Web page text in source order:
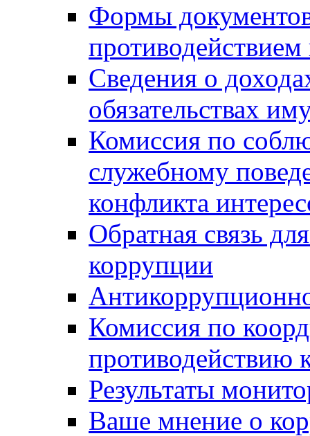
Формы
Сведения о
обязательствах
Комиссия по
служебному
конфликта
Обратная связь
коррупции
Комиссия по
противодействию
Результаты
Ваше мнение о